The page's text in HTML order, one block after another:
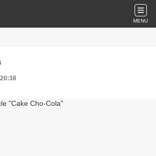
MENU